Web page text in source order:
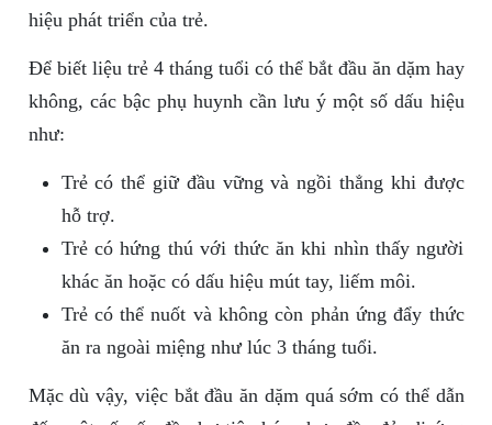
hiệu phát triển của trẻ.
Để biết liệu trẻ 4 tháng tuổi có thể bắt đầu ăn dặm hay
không, các bậc phụ huynh cần lưu ý một số dấu hiệu
như:
Trẻ có thể giữ đầu vững và ngồi thẳng khi được
hỗ trợ.
Trẻ có hứng thú với thức ăn khi nhìn thấy người
khác ăn hoặc có dấu hiệu mút tay, liếm môi.
Trẻ có thể nuốt và không còn phản ứng đẩy thức
ăn ra ngoài miệng như lúc 3 tháng tuổi.
Mặc dù vậy, việc bắt đầu ăn dặm quá sớm có thể dẫn